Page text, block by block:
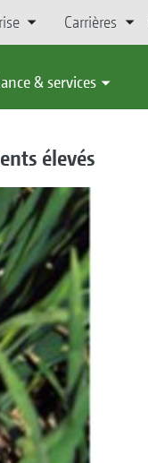
Carrières
& services
élevés